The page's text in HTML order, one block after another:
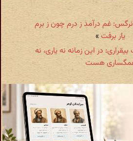
چشم نرگس: غم درآمد ز درم چون ز برم
یار برفت»
- اشک بیقراری: در این زمانه نه یاری، نه
هست